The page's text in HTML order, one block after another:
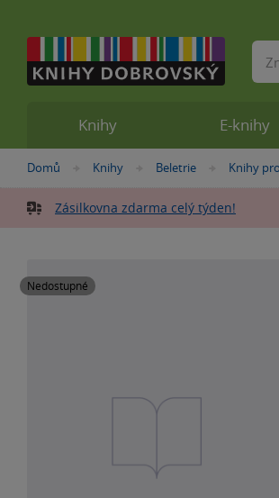
Nacházíte
zde:
Domů »
Knihy »
Beletrie »
Knihy
Zásilkovna zdarma celý týden!
Nedostupné
Knihy E-knihy